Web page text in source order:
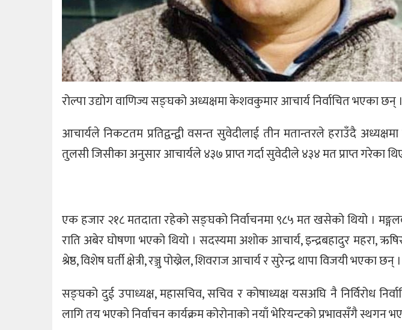
रोल्पा उद्योग वाणिज्य सङ्घको अध्यक्षमा केशवकुमार आचार्य निर्वाचित भएका छन् ।
आचार्यले निकटतम प्रतिद्वन्द्वी वसन्त सुवेदीलाई तीन मतान्तरले हराउँदै
तुलसी जिसीका अनुसार आचार्यले ४३७ प्राप्त गर्दा सुवेदीले ४३४ मत प्राप्त गरेका
एक हजार २१८ मतदाता रहेको सङ्घको निर्वाचनमा ९८५ मत खसेको थियो ।
राति अबेर घोषणा भएको थियो । सदस्यमा अशोक आचार्य, इन्द्रबहादुर महरा,
श्रेष्ठ, विशेष घर्ती क्षेत्री, रञ्जु पोख्रेल, शिवराज आचार्य र सुरेन्द्र थापा विजयी भएका छन् ।
सङ्घको दुई उपाध्यक्ष, महासचिव, सचिव र कोषाध्यक्ष यसअघि नै निर्विरोध
लागि तय भएको निर्वाचन कार्यक्रम कोरोनाको नयाँ भेरियन्टको प्रभावसँगै स्थगन